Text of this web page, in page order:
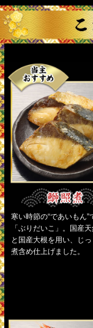
寒い時節の“であいもん”
「ぶりだいこ」。国産天
と国産大根を用い、じっ
煮含め仕上げました。